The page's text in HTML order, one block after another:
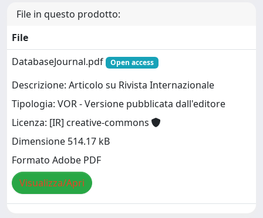
File in questo prodotto:
File
DatabaseJournal.pdf
Open access
Descrizione: Articolo su Rivista Internazionale
Tipologia: VOR - Versione pubblicata dall'editore
Licenza: [IR] creative-commons
Dimensione 514.17 kB
Formato Adobe PDF
Visualizza/Apri